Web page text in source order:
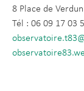
8 Place de Verdun
Tél : 06 09 17 03